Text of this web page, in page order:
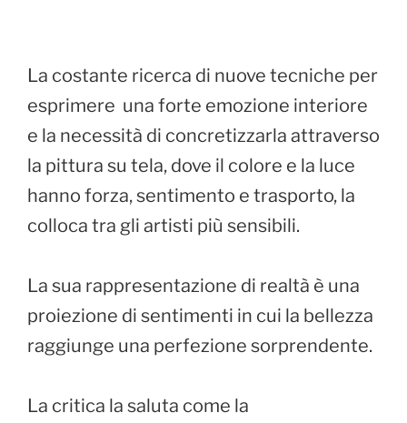
La costante ricerca di nuove tecniche per
esprimere una forte emozione interiore
e la necessità di concretizzarla attraverso
la pittura su tela, dove il colore e la luce
hanno forza, sentimento e trasporto, la
colloca tra gli artisti più sensibili.
La sua rappresentazione di realtà è una
proiezione di sentimenti in cui la bellezza
raggiunge una perfezione sorprendente.
La critica la saluta come la